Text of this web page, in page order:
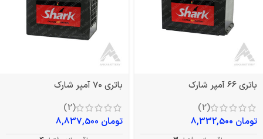
باتری 66 آمپر شارک
(2)
تومان
باتری 70 آمپر شارک
(2)
تومان